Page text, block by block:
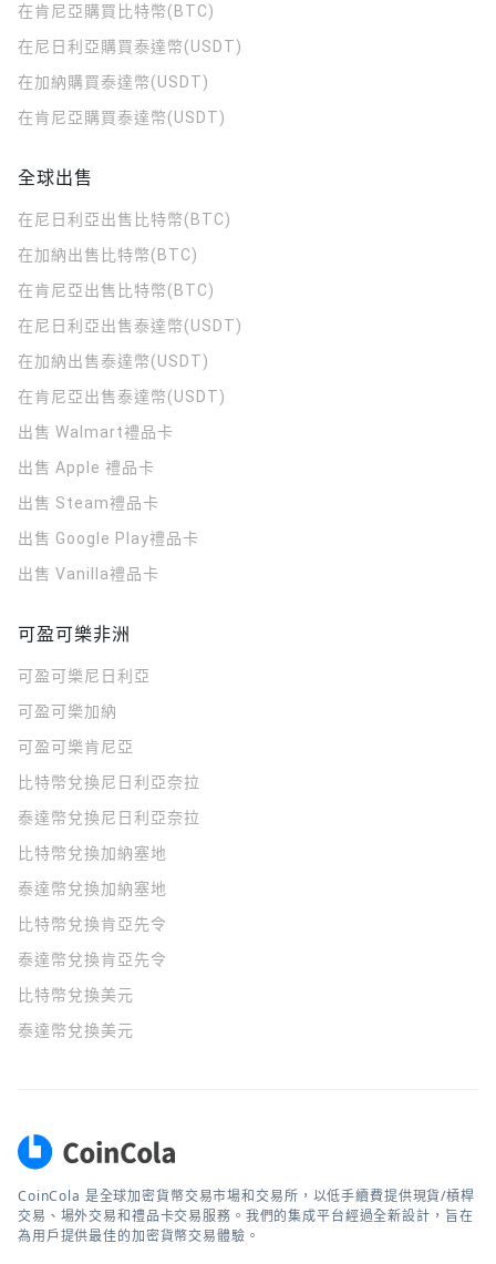
在肯尼亞購買比特幣(BTC)
在尼日利亞購買泰達幣(USDT)
在加納購買泰達幣(USDT)
在肯尼亞購買泰達幣(USDT)
全球出售
在尼日利亞出售比特幣(BTC)
在加納出售比特幣(BTC)
在肯尼亞出售比特幣(BTC)
在尼日利亞出售泰達幣(USDT)
在加納出售泰達幣(USDT)
在肯尼亞出售泰達幣(USDT)
出售 Walmart禮品卡
出售 Apple 禮品卡
出售 Steam禮品卡
出售 Google Play禮品卡
出售 Vanilla禮品卡
可盈可樂非洲
可盈可樂 尼日利亞
可盈可樂加納
可盈可樂肯尼亞
比特幣兌換尼日利亞奈拉
泰達幣兌換尼日利亞奈拉
比特幣兌換加納塞地
泰達幣兌換加納塞地
比特幣兌換肯亞先令
泰達幣兌換肯亞先令
比特幣兌換美元
泰達幣兌換美元
CoinCola 是全球加密貨幣交易市場和交易所，以低手續費提供現貨/槓桿
交易、場外交易和禮品卡交易服務。我們的集成平台經過全新設計，旨在
為用戶提供最佳的加密貨幣交易體驗。